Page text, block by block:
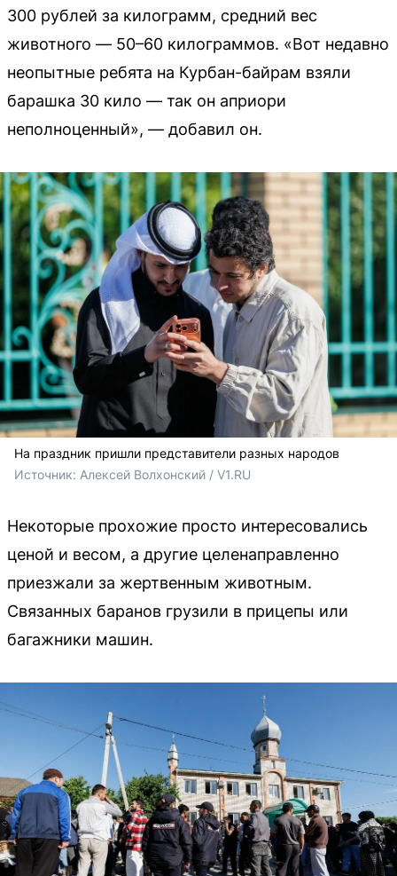
300 рублей за килограмм, средний вес
животного — 50–60 килограммов. «Вот недавно
неопытные ребята на Курбан-байрам взяли
барашка 30 кило — так он априори
неполноценный», — добавил он.
На праздник пришли представители разных народов
Источник: Алексей Волхонский / V1.RU
Некоторые прохожие просто интересовались
ценой и весом, а другие целенаправленно
приезжали за жертвенным животным.
Связанных баранов грузили в прицепы или
багажники машин.